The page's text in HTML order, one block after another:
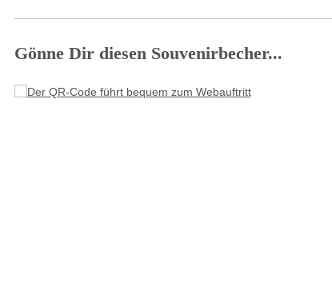
Gönne Dir diesen Souvenirbecher...